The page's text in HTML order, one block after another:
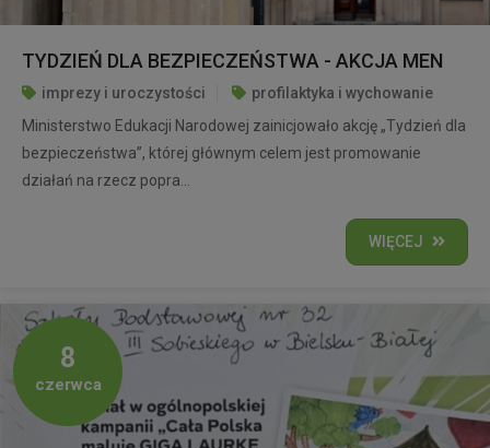
TYDZIEŃ DLA BEZPIECZEŃSTWA - AKCJA MEN
imprezy i uroczystości
profilaktyka i wychowanie
Ministerstwo Edukacji Narodowej zainicjowało akcję „Tydzień dla
bezpieczeństwa”, której głównym celem jest promowanie
działań na rzecz popra...
WIĘCEJ
8
czerwca